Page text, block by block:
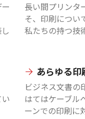
長い間プリンタ
そ、印刷につい
私たちの持つ技
あらゆる
ビジネス文書の
はてはケーブル
ーンでの印刷に